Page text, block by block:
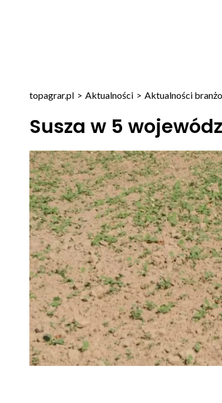
topagrar.pl > Aktualności > Aktualności
Susza w 5